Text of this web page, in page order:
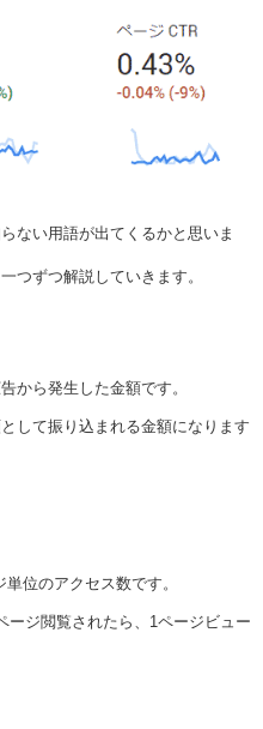
ない用語が出てくるかと思いま
つずつ解説していきます。
から発生した金額です。
して振り込まれる金額になります
位のアクセス数です。
ージ閲覧されたら、1ページビュー